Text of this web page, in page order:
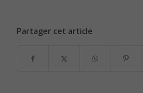
Partager cet article